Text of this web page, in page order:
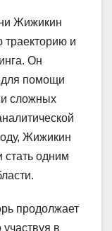
Жижикин
траекторию и
Он
для помощи
сложных
Жижикин
стать одним
продолжает
в